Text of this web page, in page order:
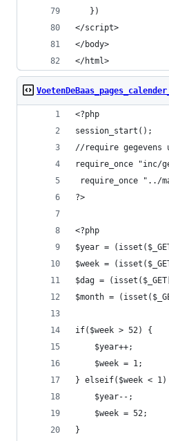
   })
</script>
</body>
</html>
<?php
session_start();
//require gegevens
require_once "inc/
require_once "../
?>
<?php
$year =
$week =
$dag =
$month =
if($week > 52) {
    $year++;
    $week = 1;
} elseif($week <
    $year--;
    $week = 52;
}